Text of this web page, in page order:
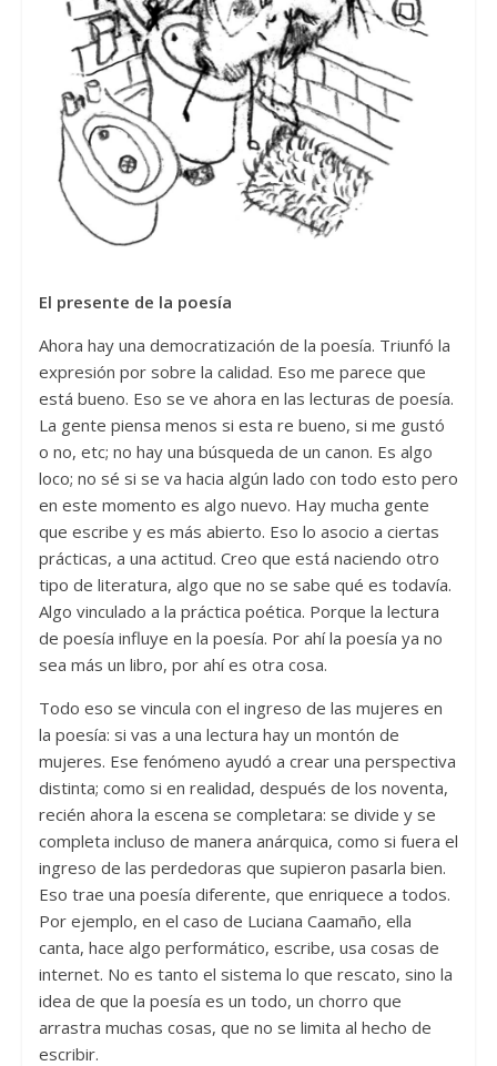
El presente de la poesía
Ahora hay una democratización de la poesía. Triunfó la
expresión por sobre la calidad. Eso me parece que
está bueno. Eso se ve ahora en las lecturas de poesía.
La gente piensa menos si esta re bueno, si me gustó
o no, etc; no hay una búsqueda de un canon. Es algo
loco; no sé si se va hacia algún lado con todo esto pero
en este momento es algo nuevo. Hay mucha gente
que escribe y es más abierto. Eso lo asocio a ciertas
prácticas, a una actitud. Creo que está naciendo otro
tipo de literatura, algo que no se sabe qué es todavía.
Algo vinculado a la práctica poética. Porque la lectura
de poesía influye en la poesía. Por ahí la poesía ya no
sea más un libro, por ahí es otra cosa.
Todo eso se vincula con el ingreso de las mujeres en
la poesía: si vas a una lectura hay un montón de
mujeres. Ese fenómeno ayudó a crear una perspectiva
distinta; como si en realidad, después de los noventa,
recién ahora la escena se completara: se divide y se
completa incluso de manera anárquica, como si fuera el
ingreso de las perdedoras que supieron pasarla bien.
Eso trae una poesía diferente, que enriquece a todos.
Por ejemplo, en el caso de Luciana Caamaño, ella
canta, hace algo performático, escribe, usa cosas de
internet. No es tanto el sistema lo que rescato, sino la
idea de que la poesía es un todo, un chorro que
arrastra muchas cosas, que no se limita al hecho de
escribir.